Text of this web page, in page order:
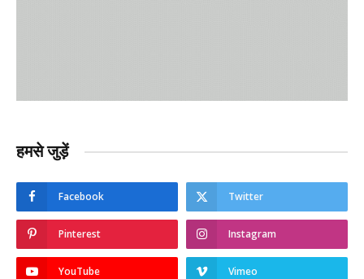
हमसे जुड़ें
Facebook Twitter
Pinterest Instagram
YouTube Vimeo